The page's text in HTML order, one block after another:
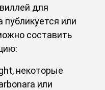
для
публикуется или
составить
некоторые
или